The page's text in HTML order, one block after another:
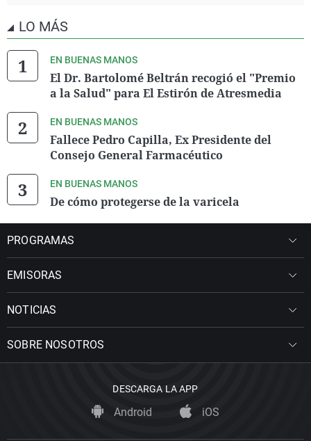
LO MÁS
EN BUENAS MANOS
El Dr. Bartolomé Beltrán recogió el "Premio
a la Salud" para El Estirón de Atresmedia
EN BUENAS MANOS
Fallece Pedro Capilla, Ex Presidente del
Consejo General Farmacéutico
EN BUENAS MANOS
De cómo protegerse de la varicela
PROGRAMAS
EMISORAS
NOTICIAS
SOBRE NOSOTROS
DESCARGA LA APP
Android iOS